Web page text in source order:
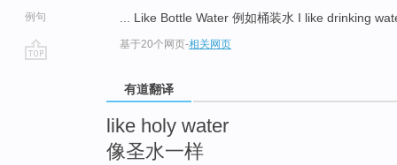
例句
... Like Bottle Water 例如桶装水 I like drinking
基于20个网页-相关网页
有道翻译
like holy water
像圣水一样